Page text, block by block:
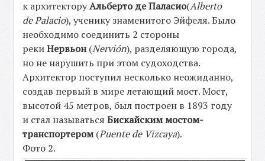
к архитекторуАльберто де Паласио(Alberto
de Palacio), ученику знаменитого Эйфеля. Было
необходимо соединить 2 стороны
рекиНервьон(Nervión), разделяющую города,
но не нарушить при этом судоходства.
Архитектор поступил несколько неожиданно,
создав первый в мире летающий мост. Мост,
высотой 45 метров, был построен в 1893 году
и стал называтьсяБискайским мостом-
транспортером(Puente de Vizcaya).
Фото 2.